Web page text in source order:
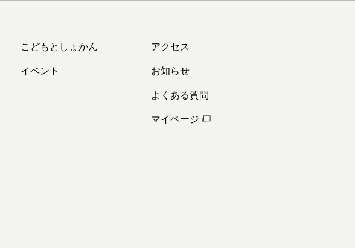
こどもとしょかん
イベント
アクセス
お知らせ
よくある質問
マイページ